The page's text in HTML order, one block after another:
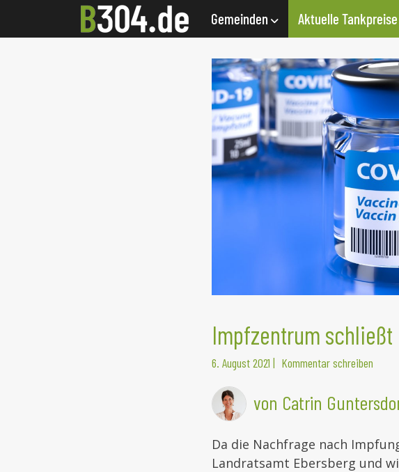
Gemeinden Aktuelle Tankpreise
Impfzentrum schließt
6. August 2021 | Kommentar schreiben
von Catrin
Da die Nachfrage nach
Landratsamt Ebersberg und